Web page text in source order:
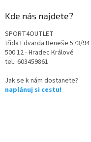
Kde nás najdete?
SPORT4OUTLET
třída Edvarda Beneše 573/94
500 12 - Hradec Králové
tel.: 603459861
Jak se k nám dostanete?
naplánuj si cestu!